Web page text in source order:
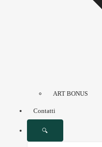
ART BONUS
Contatti
🔍